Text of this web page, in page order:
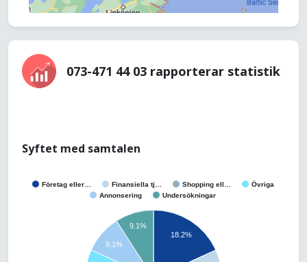
073-471 44 03 rapporterar statistik
Syftet med samtalen
Företag eller… Finansiella tj… Shopping ell…
Övriga
Annonsering
Undersökningar
18.2%
9.1%
9.1%